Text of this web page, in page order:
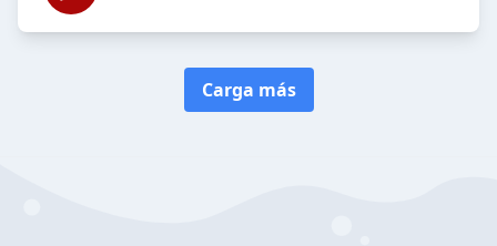
Carga más